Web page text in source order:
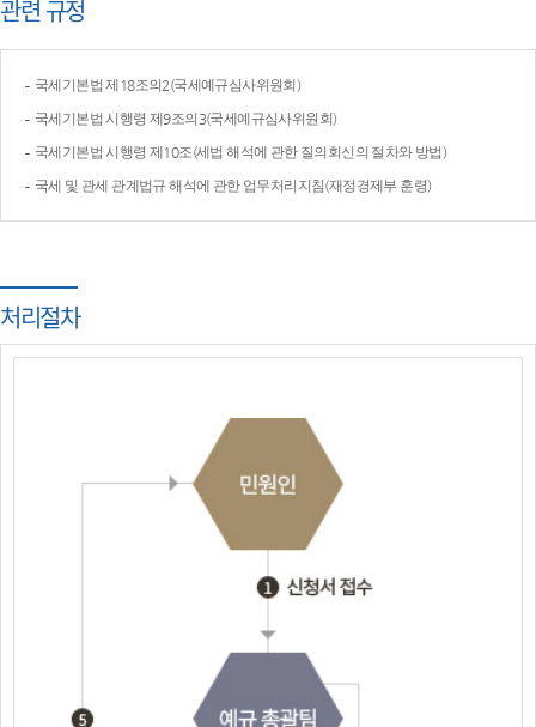
관련 규정
국세기본법 제18조의2(국세예규심사위원회)
국세기본법 시행령 제9조의3(국세예규심사위원회)
국세기본법 시행령 제10조(세법 해석에 관한 질의회신의 절차와 방법)
국세 및 관세 관계법규 해석에 관한 업무처리지침(재정경제부 훈령)
처리절차